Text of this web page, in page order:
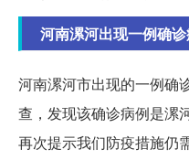
河南漯河出现一例确
河南漯河市出现的一例确
查，发现该确诊病例是漯
再次提示我们防疫措施仍